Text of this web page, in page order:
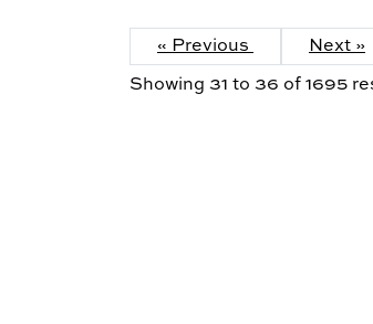
« Previous Next »
Showing 31 to 36 of 1695